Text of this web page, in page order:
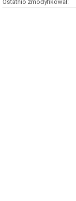
Ostatnio zmodyfikował: